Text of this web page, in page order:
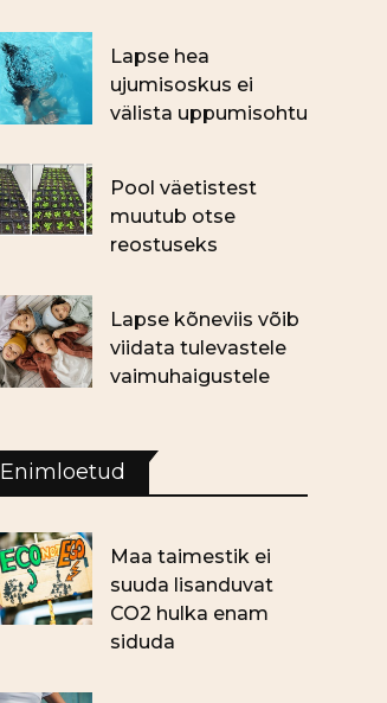
Lapse hea
ujumisoskus ei
välista uppumisohtu
Pool väetistest
muutub otse
reostuseks
Lapse kõneviis võib
viidata tulevastele
vaimuhaigustele
Enimloetud
Maa taimestik ei
suuda lisanduvat
CO2 hulka enam
siduda